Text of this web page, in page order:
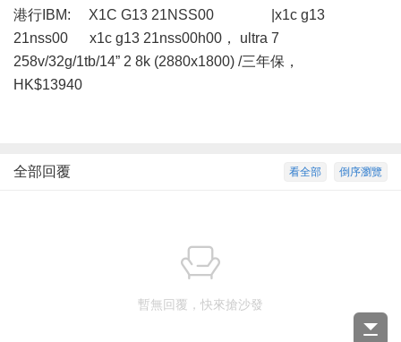
港行IBM: X1C G13 21NSS00 |x1c g13
21nss00 x1c g13 21nss00h00， ultra 7
258v/32g/1tb/14” 2 8k (2880x1800) /三年保，
HK$13940
倒序瀏覽
看全部
全部回覆
暫無回覆，快來搶沙發